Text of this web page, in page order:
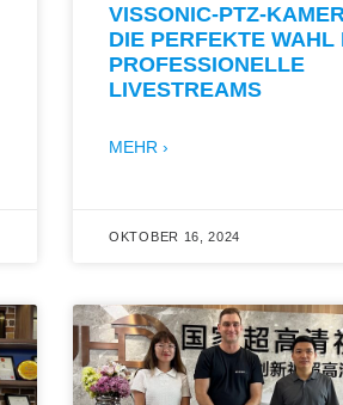
VISSONIC-PTZ-
DIE PERFEKTE WAHL
PROFESSIONELLE
LIVESTREAMS
MEHR ›
OKTOBER 16, 2024